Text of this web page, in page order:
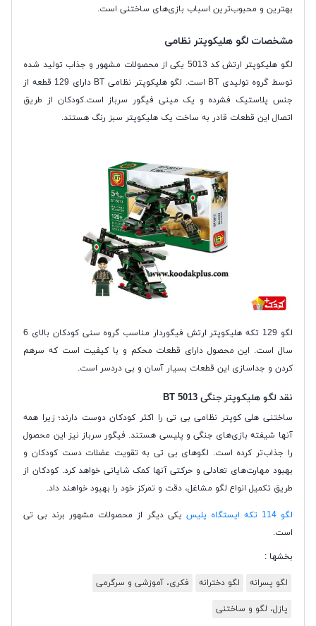
بهترین و محبوب‌ترین اسباب بازی‌های ساختنی است.
مشخصات لگو هلیکوپتر نظامی
لگو هلیکوپتر ارتش کد 5013 یکی از محصولات مشهور و جذاب تولید شده
توسط گروه تولیدی BT است. لگو هلیکوپتر نظامی BT دارای 129 قطعه از
جنس پلاستیک فشرده و یک مینی فیگور سرباز است.کودکان از طریق
اتصال این قطعات قادر به ساخت یک هلیکوپتر سبز رنگ هستند.
لگو 129 تکه هلیکوپتر ارتش فیگوردار مناسب گروه سنی کودکان بالای 6
سال است. این محصول دارای قطعات محکم و با کیفیت است که سرهم
کردن و جداسازی این قطعات بسیار آسان و بی دردسر است.
نقد لگو هلیکوپتر جنگی BT 5013
ساختنی هلی کوپتر نظامی بی تی را اکثر کودکان دوست دارند؛ زیرا همه
آنها شیفته بازی‌های جنگی و پلیسی هستند. فیگور سرباز نیز این محصول
را جذاب‌تر کرده است. لگوهای بی تی به تقویت عضلات دست کودکان و
بهبود مهارت‌های تعادلی و حرکتی آنها کمک شایانی خواهد کرد. کودکان از
طریق تکمیل انواع لگو مشاغل، دقت و تمرکز خود را بهبود خواهند داد.
لگو 114 تکه ایستگاه پلیس
یکی دیگر از محصولات مشهور برند بی تی
است.
بخشها :
لگو پسرانه لگو دخترانه فکری، آموزشی و سرگرمی
پازل، لگو و ساختنی